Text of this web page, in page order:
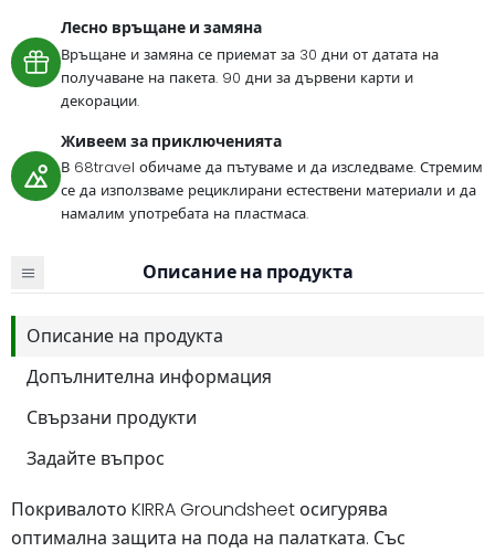
Лесно връщане и замяна
Връщане и замяна се приемат за 30 дни от датата на
получаване на пакета. 90 дни за дървени карти и
декорации.
Живеем за приключенията
В 68travel обичаме да пътуваме и да изследваме. Стремим
се да използваме рециклирани естествени материали и да
намалим употребата на пластмаса.
Описание на продукта
Описание на продукта
Допълнителна информация
Свързани продукти
Задайте въпрос
Покривалото KIRRA Groundsheet осигурява
оптимална защита на пода на палатката. Със